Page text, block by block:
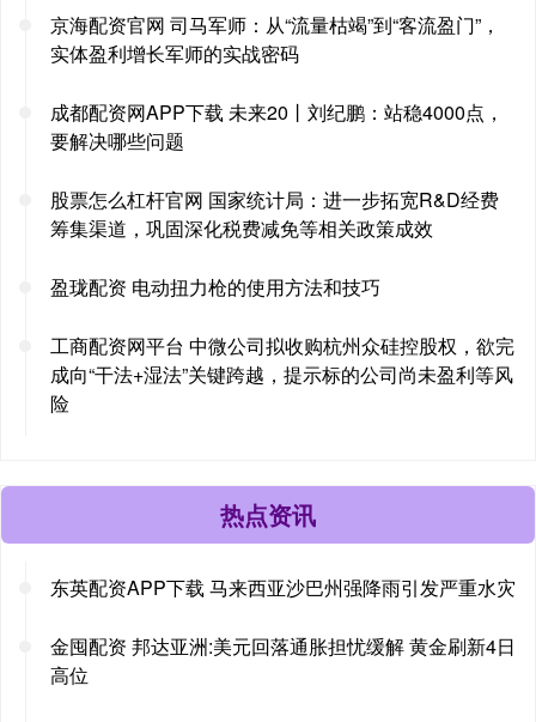
京海配资官网 司马军师：从“流量枯竭”到“客流盈门”，
实体盈利增长军师的实战密码
成都配资网APP下载 未来20丨刘纪鹏：站稳4000点，
要解决哪些问题
股票怎么杠杆官网 国家统计局：进一步拓宽R&D经费
筹集渠道，巩固深化税费减免等相关政策成效
盈珑配资 电动扭力枪的使用方法和技巧
工商配资网平台 中微公司拟收购杭州众硅控股权，欲完
成向“干法+湿法”关键跨越，提示标的公司尚未盈利等风
险
热点资讯
东英配资APP下载 马来西亚沙巴州强降雨引发严重水灾
金囤配资 邦达亚洲:美元回落通胀担忧缓解 黄金刷新4日
高位